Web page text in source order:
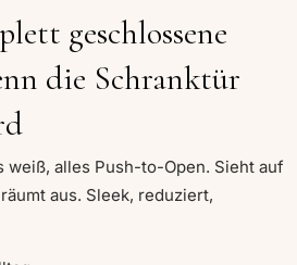
geschlossene
die Schranktür
weiß, alles Push-to-Open. Sieht auf
aus. Sleek, reduziert,